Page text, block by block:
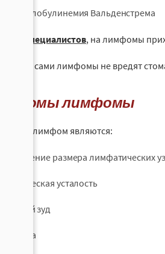
Макроглобулинемия Вальденстрема
специалистов, на лимфомы
сами лимфомы не вредят
лимфомы
лимфом являются:
Увеличение размера лимфатических
Хроническая усталость
Кожный зуд
Одышка